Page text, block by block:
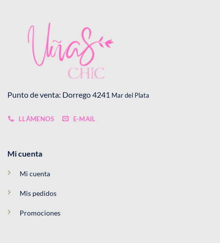
Punto de venta: Dorrego 4241 Mar del Plata
LLÁMENOS E-MAIL
Mi cuenta
Mi cuenta
Mis pedidos
Promociones